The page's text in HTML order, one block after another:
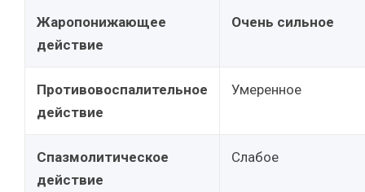
Жаропонижающее
действие
Очень сильное
Противовоспалительное
действие
Умеренное
Спазмолитическое
действие
Слабое